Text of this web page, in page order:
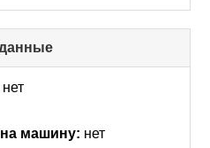
to
нет
машину: нет